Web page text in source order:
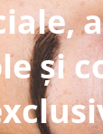
și